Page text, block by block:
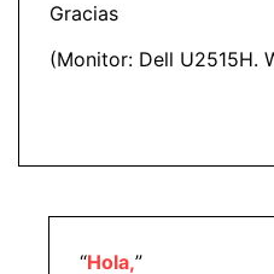
Gracias
(Monitor: Dell U2515H.
“Hola,”